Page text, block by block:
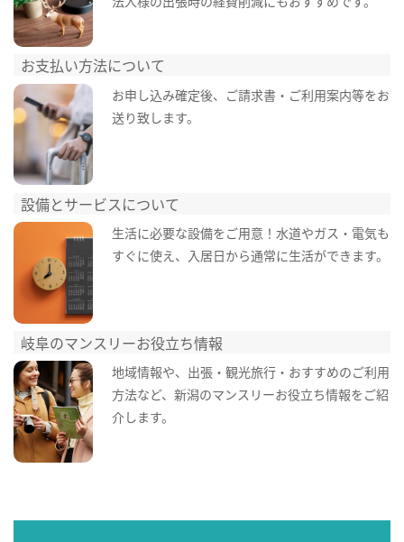
お支払い方法について
お申し込み確定後、ご請求書・ご利用案内等をお
送り致します。
設備とサービスについて
生活に必要な設備をご用意！水道やガス・電気も
すぐに使え、入居日から通常に生活ができます。
岐阜のマンスリーお役立ち情報
地域情報や、出張・観光旅行・おすすめのご利用
方法など、新潟のマンスリーお役立ち情報をご紹
介します。